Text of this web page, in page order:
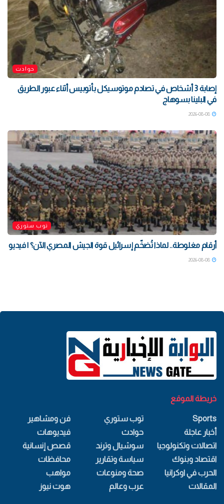
حوادث
إصابة 3 أشخاص في تصادم موتوسيكل بأتوبيس أثناء عبور الطريق
في البلينا بسوهاج
توب ستوري
أرقام مغلوطة.. لماذا تُضخّم إسرائيل قوة الجيش المصري الآن؟ | فيديو
خريطة الموقع
Sports
أخبار عاجلة
اتصالات وتكنولوجيا
اقتصاد وبنوك
الحرب في اوكرانيا
المقالات
توب ستوري
حوادث
سوشيال وترند
سياسة وتقارير
صحة ومنوعات
عرب وعالم
فن ومشاهير
فيديوهات
قصص إنسانية
محافظات
مواهب
هوت نيوز